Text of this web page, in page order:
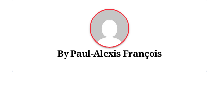
n
ByPaul-Alexis François